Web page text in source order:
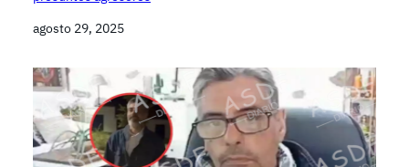
Fecha
agosto 29, 2025